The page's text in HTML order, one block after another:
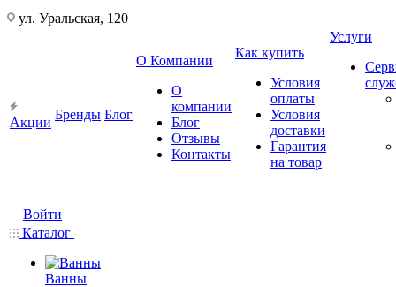
ул. Уральская, 120
Акции
Бренды Блог
О Компании
О
компании
Блог
Отзывы
Контакты
Как купить
Условия
оплаты
Условия
доставки
Гарантия
на товар
Услуги
Войти
Каталог
Ванны